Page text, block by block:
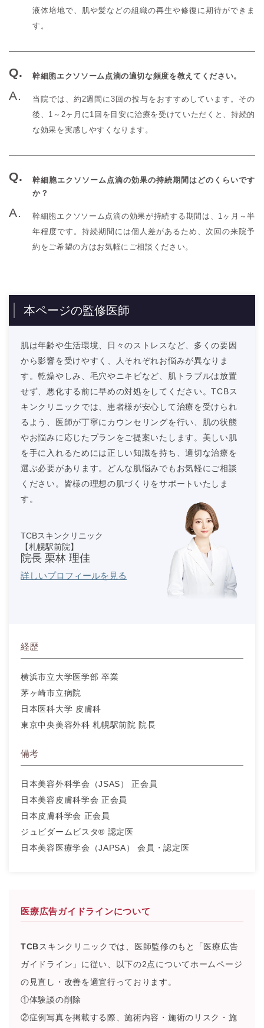
液体培地で、肌や髪などの組織の再生や修復に期待ができま
す。
幹細胞エクソソーム点滴の適切な頻度を教えてください。
当院では、約2週間に3回の投与をおすすめしています。その
後、1～2ヶ月に1回を目安に治療を受けていただくと、持続的
な効果を実感しやすくなります。
幹細胞エクソソーム点滴の効果の持続期間はどのくらいです
か？
幹細胞エクソソーム点滴の効果が持続する期間は、1ヶ月～半
年程度です。持続期間には個人差があるため、次回の来院予
約をご希望の方はお気軽にご相談ください。
本ページの監修医師
肌は年齢や生活環境、日々のストレスなど、多くの要因
から影響を受けやすく、人それぞれお悩みが異なりま
す。乾燥やしみ、毛穴やニキビなど、肌トラブルは放置
せず、悪化する前に早めの対処をしてください。TCBス
キンクリニックでは、患者様が安心して治療を受けられ
るよう、医師が丁寧にカウンセリングを行い、肌の状態
やお悩みに応じたプランをご提案いたします。美しい肌
を手に入れるためには正しい知識を持ち、適切な治療を
選ぶ必要があります。どんな肌悩みでもお気軽にご相談
ください。皆様の理想の肌づくりをサポートいたしま
す。
TCBスキンクリニック
【札幌駅前院】
院長 栗林 理佳
詳しいプロフィールを見る
経歴
横浜市立大学医学部 卒業
茅ヶ崎市立病院
日本医科大学 皮膚科
東京中央美容外科 札幌駅前院 院長
備考
日本美容外科学会（JSAS） 正会員
日本美容皮膚科学会 正会員
日本皮膚科学会 正会員
ジュビダームビスタ® 認定医
日本美容医療学会（JAPSA） 会員・認定医
医療広告ガイドラインについて
TCBスキンクリニックでは、医師監修のもと「医療広告
ガイドライン」に従い、以下の2点についてホームページ
の見直し・改善を適宜行っております。
①体験談の削除
②症例写真を掲載する際、施術内容・施術のリスク・施